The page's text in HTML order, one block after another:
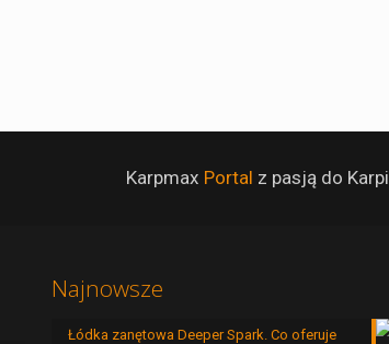
Karpmax Portal z pasją do Karpi
Najnowsze
Łódka zanętowa Deeper Spark. Co oferuje